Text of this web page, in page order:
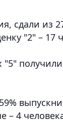
сдали из
"2" – 17
получили
– 4